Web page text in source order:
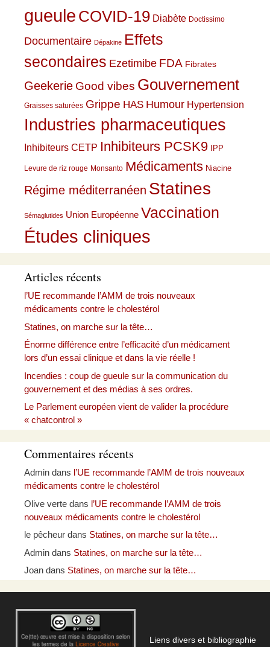
gueule COVID-19 Diabète Doctissimo
Documentaire Dépakine Effets
secondaires Ezetimibe FDA Fibrates
Geekerie Good vibes Gouvernement
Graisses saturées Grippe HAS Humour Hypertension
Industries pharmaceutiques
Inhibiteurs CETP Inhibiteurs PCSK9 IPP
Levure de riz rouge Monsanto Médicaments Niacine
Régime méditerranéen Statines
Sémaglutides Union Européenne Vaccination
Études cliniques
Articles récents
l’UE recommande l’AMM de trois nouveaux
médicaments contre le cholestérol
Statines, on marche sur la tête…
Énorme différence entre l’efficacité d’un médicament
lors d’un essai clinique et dans la vie réelle !
Incendies : coup de gueule sur la communication du
gouvernement et des médias à ses ordres.
Le Parlement européen vient de valider la procédure
« chatcontrol »
Commentaires récents
Admin dans l’UE recommande l’AMM de trois nouveaux
médicaments contre le cholestérol
Olive verte dans l’UE recommande l’AMM de trois
nouveaux médicaments contre le cholestérol
le pêcheur dans Statines, on marche sur la tête…
Admin dans Statines, on marche sur la tête…
Joan dans Statines, on marche sur la tête…
Liens divers et bibliographie